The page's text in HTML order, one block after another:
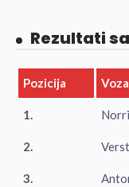
Rezultati
Pozicija
1.
2.
3.